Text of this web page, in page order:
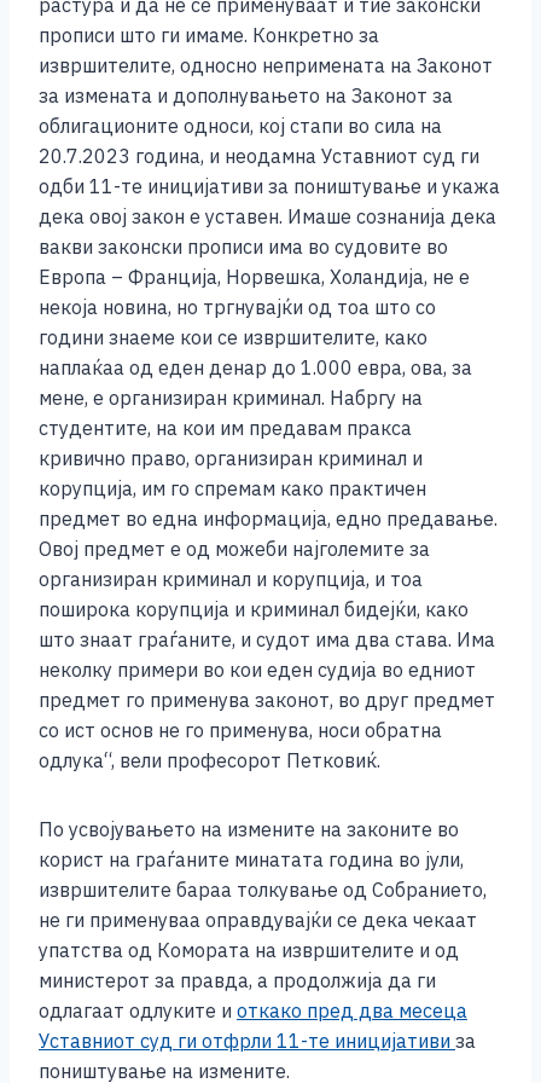
растура и да не се применуваат и тие законски
прописи што ги имаме. Конкретно за
извршителите, односно непримената на Законот
за измената и дополнувањето на Законот за
облигационите односи, кој стапи во сила на
20.7.2023 година, и неодамна Уставниот суд ги
одби 11-те иницијативи за поништување и укажа
дека овој закон е уставен. Имаше сознанија дека
вакви законски прописи има во судовите во
Европа – Франција, Норвешка, Холандија, не е
некоја новина, но тргнувајќи од тоа што со
години знаеме кои се извршителите, како
наплаќаа од еден денар до 1.000 евра, ова, за
мене, е организиран криминал. Набргу на
студентите, на кои им предавам пракса
кривично право, организиран криминал и
корупција, им го спремам како практичен
предмет во една информација, едно предавање.
Овој предмет е од можеби најголемите за
организиран криминал и корупција, и тоа
поширока корупција и криминал бидејќи, како
што знаат граѓаните, и судот има два става. Има
неколку примери во кои еден судија во едниот
предмет го применува законот, во друг предмет
со ист основ не го применува, носи обратна
одлука“, вели професорот Петковиќ.
По усвојувањето на измените на законите во
корист на граѓаните минатата година во јули,
извршителите бараа толкување од Собранието,
не ги применуваа оправдувајќи се дека чекаат
упатства од Комората на извршителите и од
министерот за правда, а продолжија да ги
одлагаат одлуките и откако пред два месеца
Уставниот суд ги отфрли 11-те иницијативи за
поништување на измените.